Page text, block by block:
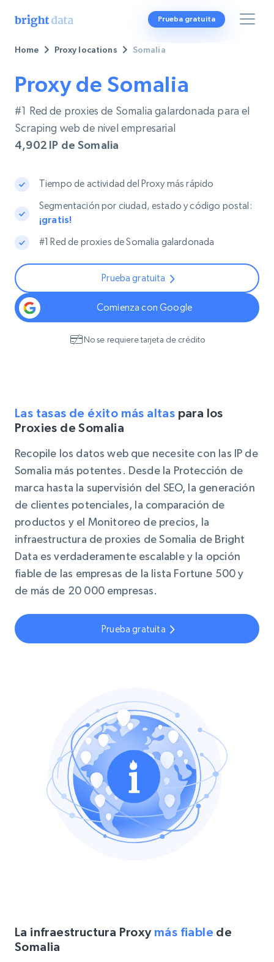
Prueba gratuita
Home Proxy locations Somalia
Proxy de Somalia
#1 Red de proxies de Somalia galardonada para el
Scraping web de nivel empresarial
4,902 IP de Somalia
Tiempo de actividad del Proxy más rápido
Segmentación por ciudad, estado y código postal:
¡gratis!
#1 Red de proxies de Somalia galardonada
Prueba gratuita
Comienza con Google
No se requiere tarjeta de crédito
Las tasas de éxito más altas para los
Proxies de Somalia
Recopile los datos web que necesite con las IP de
Somalia más potentes. Desde la Protección de
marca hasta la supervisión del SEO, la generación
de clientes potenciales, la comparación de
productos y el Monitoreo de precios, la
infraestructura de proxies de Somalia de Bright
Data es verdaderamente escalable y la opción
fiable de las empresas de la lista Fortune 500 y
de más de 20 000 empresas.
Prueba gratuita
La infraestructura Proxy más fiable de
Somalia